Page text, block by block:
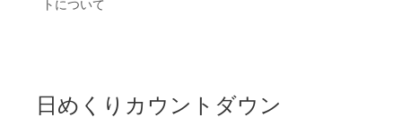
トについて
日めくりカウントダウン